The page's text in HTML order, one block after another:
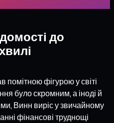
до
помітною фігурою у світі
було скромним, а іноді й
Винн виріс у звичайному
фінансові труднощі